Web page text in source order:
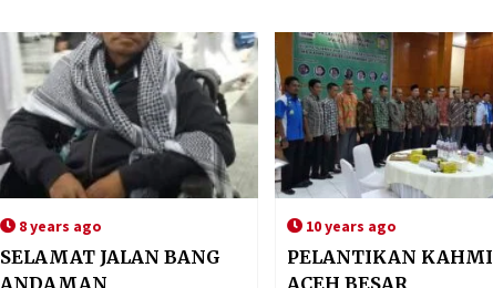
8 years ago
SELAMAT JALAN BANG
ANDAMAN
10 years ago
PELANTIKAN KAHMI
ACEH BESAR